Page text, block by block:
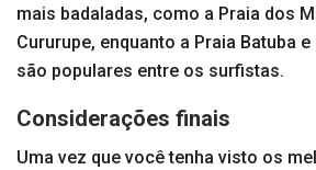
mais badaladas, como a Praia dos
Cururupe, enquanto a Praia Batuba
são populares entre os surfistas.
Considerações finais
Uma vez que você tenha visto os